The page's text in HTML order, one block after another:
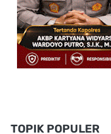
TOPIK POPULER